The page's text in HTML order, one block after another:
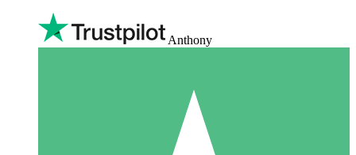
Anthony